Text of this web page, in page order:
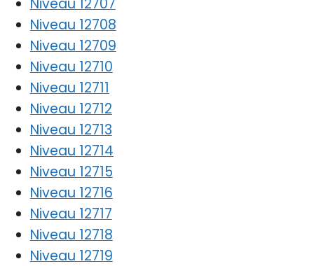
Niveau 12708
Niveau 12709
Niveau 12710
Niveau 12711
Niveau 12712
Niveau 12713
Niveau 12714
Niveau 12715
Niveau 12716
Niveau 12717
Niveau 12718
Niveau 12719